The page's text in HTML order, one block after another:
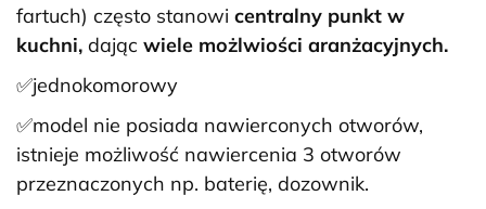
fartuch) często stanowi centralny punkt w
kuchni, dając wiele możlwiości aranżacyjnych.
✅jednokomorowy
✅model nie posiada nawierconych otworów,
istnieje możliwość nawiercenia 3 otworów
przeznaczonych np. baterię, dozownik.